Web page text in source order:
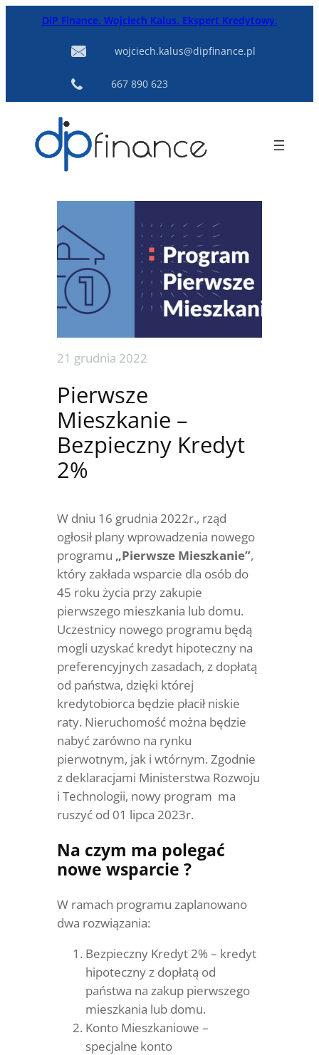
PrzejdźDiP Finance. Wojciech Kalus. Ekspert Kredytowy.
wojciech.kalus@dipfinance.pl
667 890 623
21 grudnia 2022
Pierwsze
Mieszkanie –
Bezpieczny Kredyt
2%
W dniu 16 grudnia 2022r., rząd
ogłosił plany wprowadzenia nowego
programu „Pierwsze Mieszkanie”,
który zakłada wsparcie dla osób do
45 roku życia przy zakupie
pierwszego mieszkania lub domu.
Uczestnicy nowego programu będą
mogli uzyskać kredyt hipoteczny na
preferencyjnych zasadach, z dopłatą
od państwa, dzięki której
kredytobiorca będzie płacił niskie
raty. Nieruchomość można będzie
nabyć zarówno na rynku
pierwotnym, jak i wtórnym. Zgodnie
z deklaracjami Ministerstwa Rozwoju
i Technologii, nowy program ma
ruszyć od 01 lipca 2023r.
Na czym ma polegać
nowe wsparcie ?
W ramach programu zaplanowano
dwa rozwiązania:
Bezpieczny Kredyt 2% – kredyt
hipoteczny z dopłatą od
państwa na zakup pierwszego
mieszkania lub domu.
Konto Mieszkaniowe –
specjalne konto